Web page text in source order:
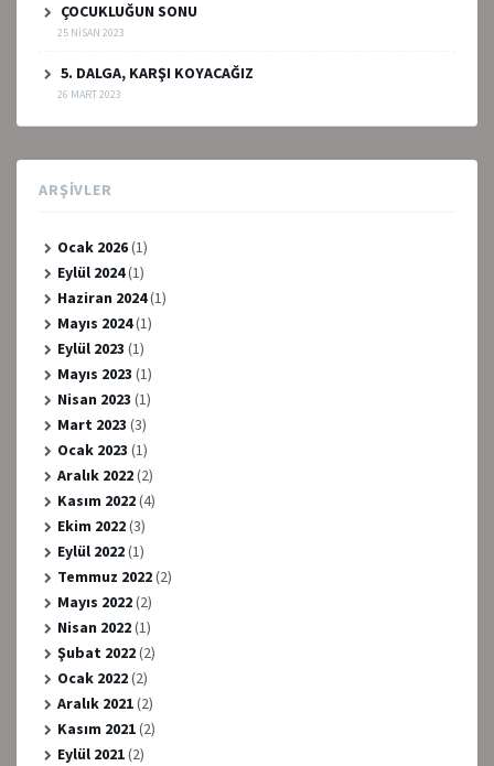
ÇOCUKLUĞUN SONU
25 NISAN 2023
5. DALGA, KARŞI KOYACAĞIZ
26 MART 2023
ARŞIVLER
Ocak 2026(1)
Eylül 2024(1)
Haziran 2024(1)
Mayıs 2024(1)
Eylül 2023 (1)
Mayıs 2023 (1)
Nisan 2023 (1)
Mart 2023 (3)
Ocak 2023 (1)
Aralık 2022(2)
Kasım 2022(4)
Ekim 2022(3)
Eylül 2022(1)
Temmuz 2022(2)
Mayıs 2022(2)
Nisan 2022(1)
Şubat 2022(2)
Ocak 2022(2)
Aralık 2021(2)
Kasım 2021(2)
Eylül 2021(2)